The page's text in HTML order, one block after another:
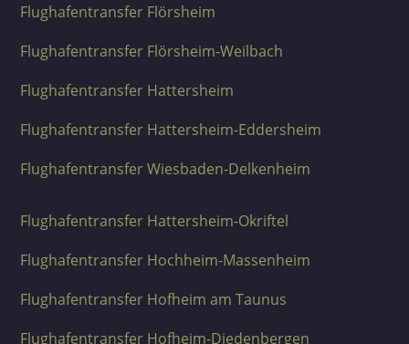
Flughafentransfer Flörsheim
Flughafentransfer Flörsheim-Weilbach
Flughafentransfer Hattersheim
Flughafentransfer Hattersheim-Eddersheim
Flughafentransfer Wiesbaden-Delkenheim
Flughafentransfer Hattersheim-Okriftel
Flughafentransfer Hochheim-Massenheim
Flughafentransfer Hofheim am Taunus
Flughafentransfer Hofheim-Diedenbergen